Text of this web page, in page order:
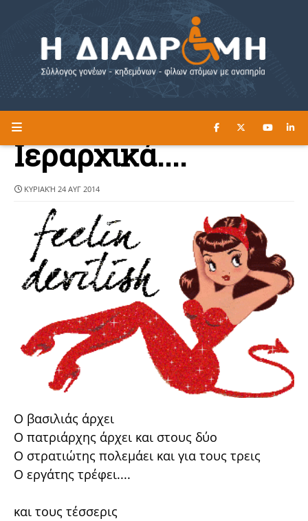
Η ΔΙΑΔΡΟΜΗ ΔΙΑΒΑΣΤΕ ΕΔΩ ►
Ιεραρχικά....
ΚΥΡΙΑΚΉ 24 ΑΥΓ 2014
Ο βασιλιάς άρχει
Ο πατριάρχης άρχει και στους δύο
Ο στρατιώτης πολεμάει και για τους τρεις
Ο εργάτης τρέφει....
και τους τέσσερις